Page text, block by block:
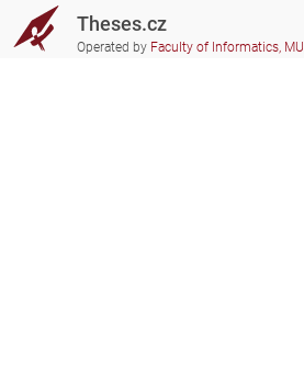
Theses.cz
Operated by Faculty of Informatics, MU